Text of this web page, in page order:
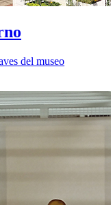
del museo